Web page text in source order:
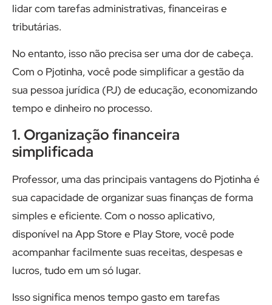
lidar com tarefas administrativas, financeiras e
tributárias.
No entanto, isso não precisa ser uma dor de cabeça.
Com o Pjotinha, você pode simplificar a gestão da
sua pessoa jurídica (PJ) de educação, economizando
tempo e dinheiro no processo.
1. Organização financeira
simplificada
Professor, uma das principais vantagens do Pjotinha é
sua capacidade de organizar suas finanças de forma
simples e eficiente. Com o nosso aplicativo,
disponível na App Store e Play Store, você pode
acompanhar facilmente suas receitas, despesas e
lucros, tudo em um só lugar.
Isso significa menos tempo gasto em tarefas